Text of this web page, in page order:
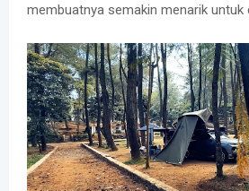
membuatnya semakin menarik untuk